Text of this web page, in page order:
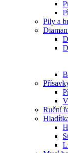
Pily a
Ruční